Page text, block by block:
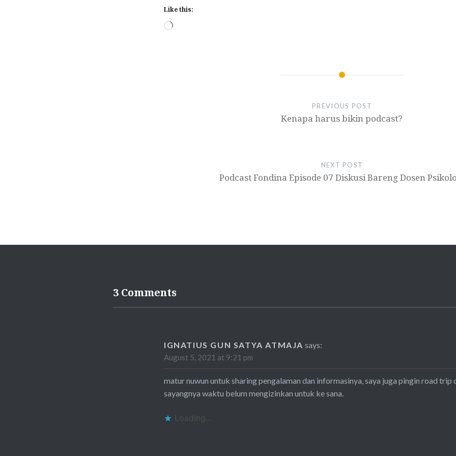
Like this:
Loading…
PREVIOUS POST
Kenapa harus bikin podcast?
NEXT POST
Podcast Fondina Episode 07 Diskusi Bareng Dosen
3 Comments
IGNATIUS GUN SATYA ATMAJA says:
August 5, 2021 at 9:21 pm
matur nuwun untuk sharing pengalaman dan informasinya, saya juga pingin road trip
sayangnya waktu belum mengizinkan untuk ke sana.
Loading...